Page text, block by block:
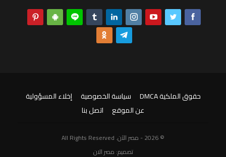
حقوق الملكية DMCA سياسة الخصوصية
إخلاء المسؤولية
عن الموقع
اتصل بنا
© 2026 - مصر الآن. All Rights Reserved
تصميم: مصر الان